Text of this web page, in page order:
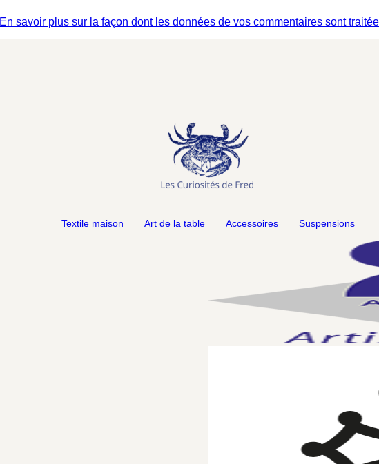
En savoir plus sur la façon dont les données de vos commentaires sont
Textile maison Art de la table Accessoires Suspensions